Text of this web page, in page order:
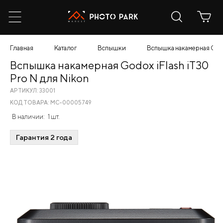
Главная Каталог Вспышки Вспышка накамерная
Вспышка накамерная Godox iFlash iT30
Pro N для Nikon
АРТИКУЛ: 33001
КОД ТОВАРА: МС-00005749
В наличии: 1 шт.
Гарантия 2 года